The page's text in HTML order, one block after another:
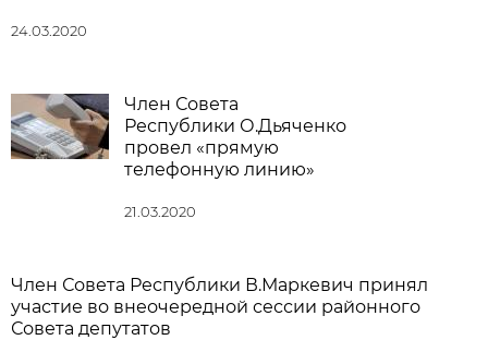
24.03.2020
Член Совета
Республики О.Дьяченко
провел «прямую
телефонную линию»
21.03.2020
Член Совета Республики В.Маркевич принял
участие во внеочередной сессии районного
Совета депутатов